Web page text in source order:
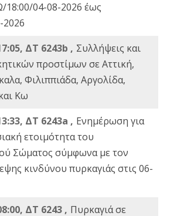
04-08-2026 έως
ΔΤ 6243b , Συλλήψεις και
προστίμων σε Αττική,
Φιλιππιάδα, Αργολίδα,
Κω
ΔΤ 6243a , Ενημέρωση για
ετοιμότητα του
Σώματος σύμφωνα με τον
κινδύνου πυρκαγιάς στις 06-
ΔΤ 6243 , Πυρκαγιά σε